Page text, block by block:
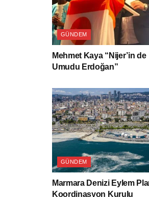
GÜNDEM
Mehmet Kaya “Nijer’in de
Umudu Erdoğan”
GÜNDEM
Marmara Denizi Eylem
Koordinasyon Kurulu